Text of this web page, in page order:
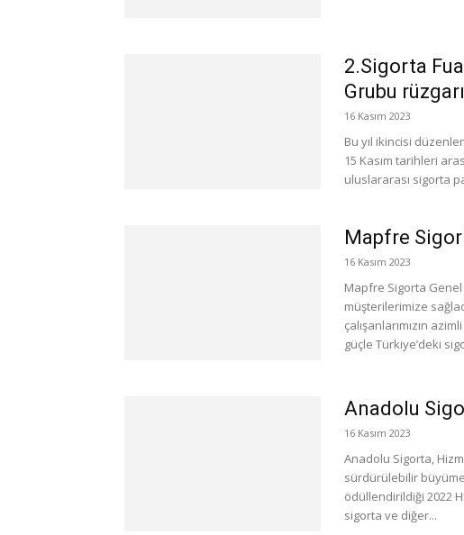
2.Sigorta
Grubu rüzgarı
16 Kasım 2023
Bu yıl ikincisi
15 Kasım tarihleri
uluslararası sigorta
Mapfre
16 Kasım 2023
Mapfre Sigorta Genel
müşterilerimize
çalışanlarımızın
güçle Türkiye’deki
Anadolu
16 Kasım 2023
Anadolu Sigorta,
sürdürülebilir
ödüllendirildiği 2022
sigorta ve diğer...